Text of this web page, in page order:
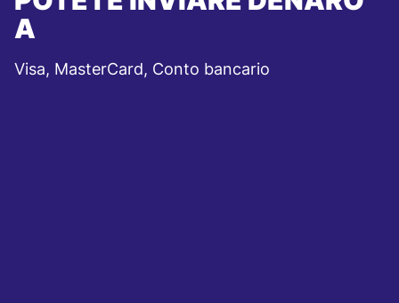
A
Visa, MasterCard, Conto bancario